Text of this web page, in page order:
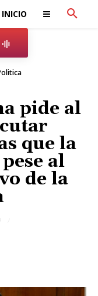
INICIO
pide al
que la
al
de la